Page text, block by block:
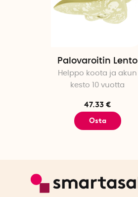
Palovaroitin Lento
Helppo koota ja akun
kesto 10 vuotta
47.33 €
Osta